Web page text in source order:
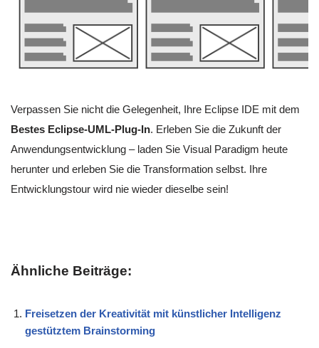
Verpassen Sie nicht die Gelegenheit, Ihre Eclipse IDE mit dem
Bestes Eclipse-UML-Plug-In. Erleben Sie die Zukunft der
Anwendungsentwicklung – laden Sie Visual Paradigm heute
herunter und erleben Sie die Transformation selbst. Ihre
Entwicklungstour wird nie wieder dieselbe sein!
Ähnliche Beiträge:
Freisetzen der Kreativität mit künstlicher Intelligenz
gestütztem Brainstorming